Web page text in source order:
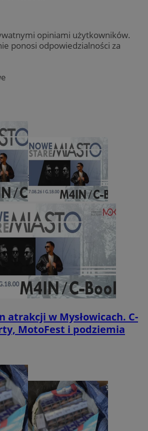
opiniami użytkowników.
ponosi odpowiedzialności za
atrakcji w Mysłowicach. C-
MotoFest i podziemia